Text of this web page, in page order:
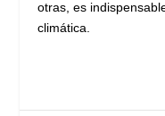
otras, es
climática.